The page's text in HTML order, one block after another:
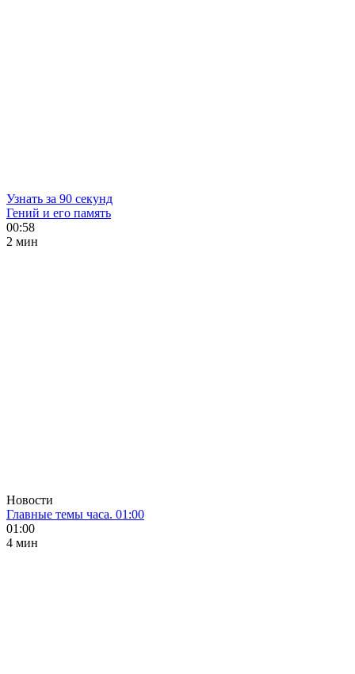
Узнать за 90 секунд
Гений и его память
00:58
2 мин
Новости
Главные темы часа. 01:00
01:00
4 мин